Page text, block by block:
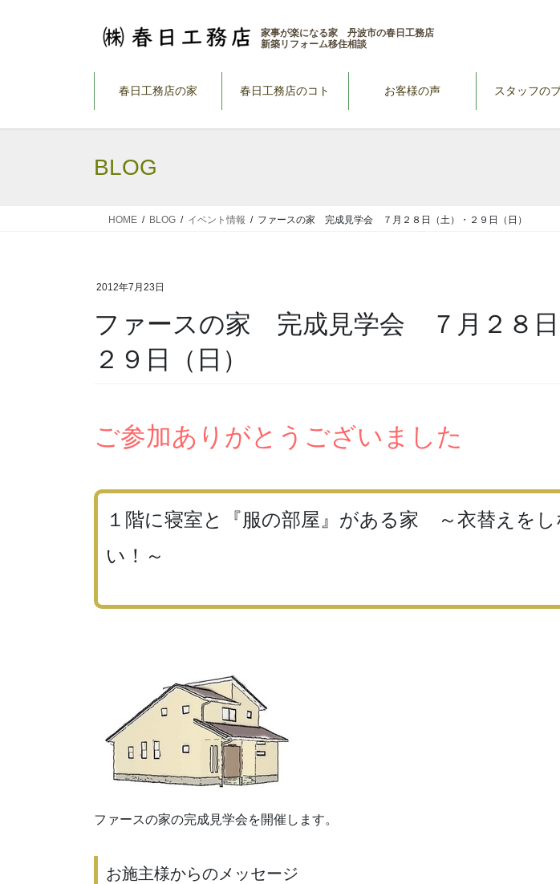
家事が楽になる家 丹波市の春日工務店
新築リフォーム移住相談
春日工務店の家 春日工務店のコト お客様の声 スタッフの
BLOG
HOME BLOG イベント情報 ファースの家 完成見学会 ７月２８日（土）・２９日（日）
2012年7月23日
ファースの家 完成見学会 ７月２８日
２９日（日）
ご参加ありがとうございました
１階に寝室と『服の部屋』がある家 ～衣替えを
い！～
ファースの家の完成見学会を開催します。
お施主様からのメッセージ